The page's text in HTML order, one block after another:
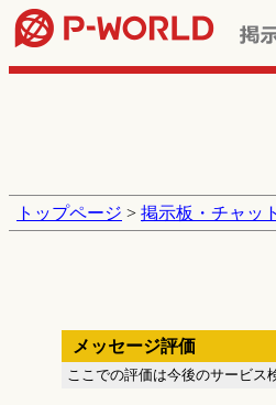
トップページ > 掲示板・チャッ
メッセージ評価
ここでの評価は今後のサービス